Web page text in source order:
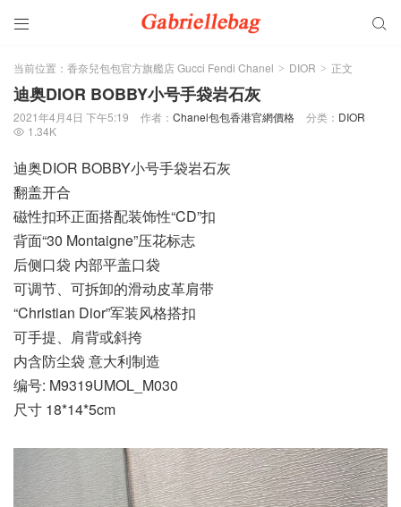
 
当前位置： 香奈兒包包官方旗艦店 Gucci Fendi Chanel > DIOR > 正文
迪奥DIOR BOBBY小号手袋岩石灰
2021年4月4日 下午5:19 作者： Chanel包包香港官網價格 分类： DIOR
 1.34K
迪奥DIOR BOBBY小号手袋岩石灰
翻盖开合
磁性扣环正面搭配装饰性“CD”扣
背面“30 Montaigne”压花标志
后侧口袋 内部平盖口袋
可调节、可拆卸的滑动皮革肩带
“Christian Dior”军装风格搭扣
可手提、肩背或斜挎
内含防尘袋 意大利制造
编号: M9319UMOL_M030
尺寸 18*14*5cm